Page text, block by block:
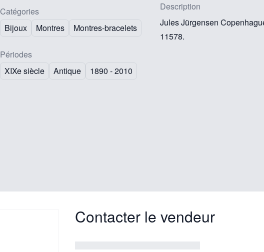
Catégories
Bijoux
Montres Montres-bracelets
Périodes
XIXe siècle
Antique 1890 - 2010
Description
Jules Jürgensen
11578.
Contacter le vendeur